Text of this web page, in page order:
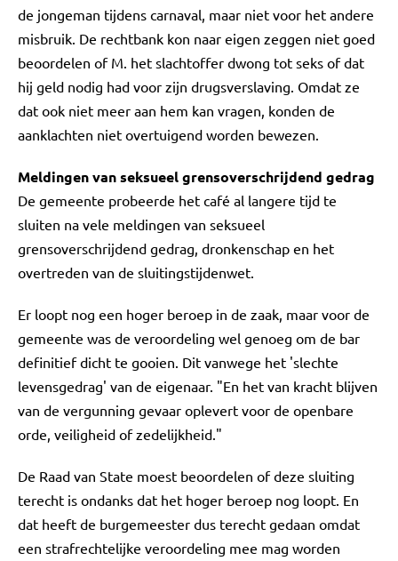
de jongeman tijdens carnaval, maar niet voor het andere
misbruik. De rechtbank kon naar eigen zeggen niet goed
beoordelen of M. het slachtoffer dwong tot seks of dat
hij geld nodig had voor zijn drugsverslaving. Omdat ze
dat ook niet meer aan hem kan vragen, konden de
aanklachten niet overtuigend worden bewezen.
Meldingen van seksueel grensoverschrijdend gedrag
De gemeente probeerde het café al langere tijd te
sluiten na vele meldingen van seksueel
grensoverschrijdend gedrag, dronkenschap en het
overtreden van de sluitingstijdenwet.
Er loopt nog een hoger beroep in de zaak, maar voor de
gemeente was de veroordeling wel genoeg om de bar
definitief dicht te gooien. Dit vanwege het 'slechte
levensgedrag' van de eigenaar. "En het van kracht blijven
van de vergunning gevaar oplevert voor de openbare
orde, veiligheid of zedelijkheid."
De Raad van State moest beoordelen of deze sluiting
terecht is ondanks dat het hoger beroep nog loopt. En
dat heeft de burgemeester dus terecht gedaan omdat
een strafrechtelijke veroordeling mee mag worden